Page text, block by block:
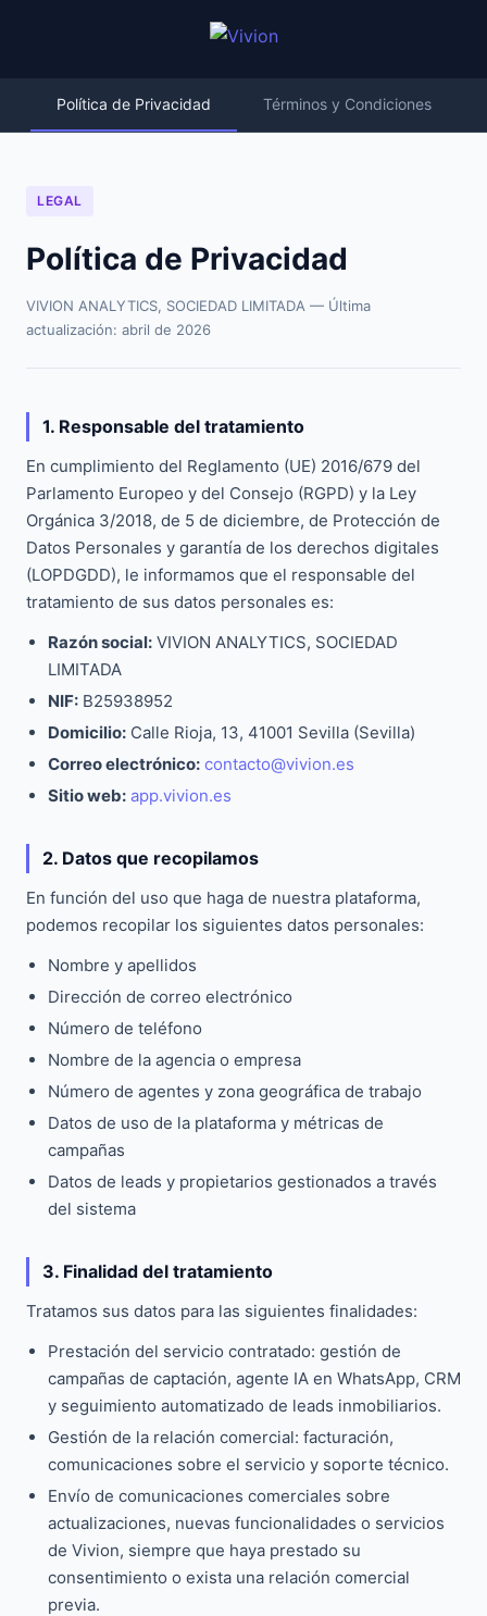
Política de Privacidad Términos y Condiciones
LEGAL
Política de Privacidad
VIVION ANALYTICS, SOCIEDAD LIMITADA — Última
actualización: abril de 2026
1. Responsable del tratamiento
En cumplimiento del Reglamento (UE) 2016/679 del
Parlamento Europeo y del Consejo (RGPD) y la Ley
Orgánica 3/2018, de 5 de diciembre, de Protección de
Datos Personales y garantía de los derechos digitales
(LOPDGDD), le informamos que el responsable del
tratamiento de sus datos personales es:
Razón social: VIVION ANALYTICS, SOCIEDAD
LIMITADA
NIF: B25938952
Domicilio: Calle Rioja, 13, 41001 Sevilla (Sevilla)
Correo electrónico: contacto@vivion.es
Sitio web: app.vivion.es
2. Datos que recopilamos
En función del uso que haga de nuestra plataforma,
podemos recopilar los siguientes datos personales:
Nombre y apellidos
Dirección de correo electrónico
Número de teléfono
Nombre de la agencia o empresa
Número de agentes y zona geográfica de trabajo
Datos de uso de la plataforma y métricas de
campañas
Datos de leads y propietarios gestionados a través
del sistema
3. Finalidad del tratamiento
Tratamos sus datos para las siguientes finalidades:
Prestación del servicio contratado: gestión de
campañas de captación, agente IA en WhatsApp, CRM
y seguimiento automatizado de leads inmobiliarios.
Gestión de la relación comercial: facturación,
comunicaciones sobre el servicio y soporte técnico.
Envío de comunicaciones comerciales sobre
actualizaciones, nuevas funcionalidades o servicios
de Vivion, siempre que haya prestado su
consentimiento o exista una relación comercial
previa.